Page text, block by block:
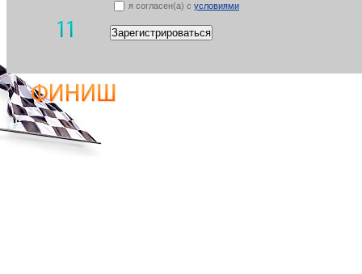
я согласен(а) с условиями
Зарегистрироваться